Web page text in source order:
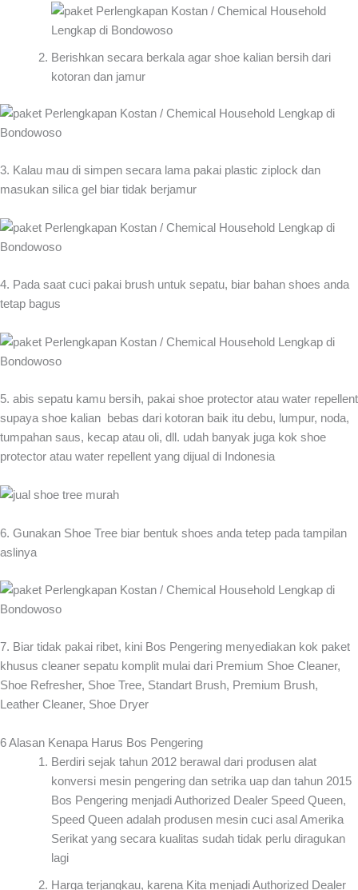
Berishkan secara berkala agar shoe kalian bersih dari
kotoran dan jamur
3. Kalau mau di simpen secara lama pakai plastic ziplock dan
masukan silica gel biar tidak berjamur
4. Pada saat cuci pakai brush untuk sepatu, biar bahan shoes anda
tetap bagus
5. abis sepatu kamu bersih, pakai shoe protector atau water repellent
supaya shoe kalian bebas dari kotoran baik itu debu, lumpur, noda,
tumpahan saus, kecap atau oli, dll. udah banyak juga kok shoe
protector atau water repellent yang dijual di Indonesia
6. Gunakan Shoe Tree biar bentuk shoes anda tetep pada tampilan
aslinya
7. Biar tidak pakai ribet, kini Bos Pengering menyediakan kok paket
khusus cleaner sepatu komplit mulai dari Premium Shoe Cleaner,
Shoe Refresher, Shoe Tree, Standart Brush, Premium Brush,
Leather Cleaner, Shoe Dryer
6 Alasan Kenapa Harus Bos Pengering
Berdiri sejak tahun 2012 berawal dari produsen alat
konversi mesin pengering dan setrika uap dan tahun 2015
Bos Pengering menjadi Authorized Dealer Speed Queen,
Speed Queen adalah produsen mesin cuci asal Amerika
Serikat yang secara kualitas sudah tidak perlu diragukan
lagi
Harga terjangkau, karena Kita menjadi Authorized Dealer